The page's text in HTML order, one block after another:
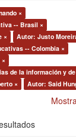
×
-- Brasil ×
×
Autor: Justo
-- Colombia ×
de la información y
×
Autor: Said